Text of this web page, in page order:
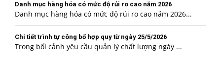
Danh mục hàng hóa có mức độ rủi ro cao năm 2026
Danh mục hàng hóa có mức độ rủi ro cao năm 2026...
Chi tiết trình tự công bố hợp quy từ ngày 25/5/2026
Trong bối cảnh yêu cầu quản lý chất lượng ngày ...